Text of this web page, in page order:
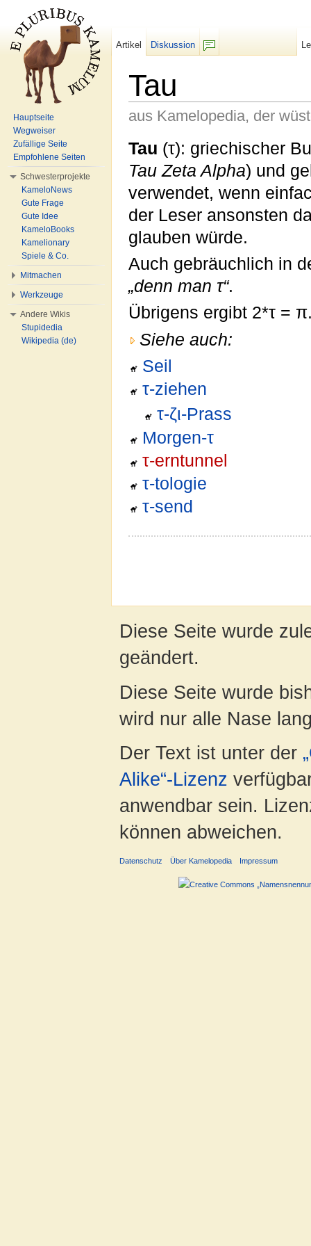
Tau
aus Kamelopedia, der
Tau (τ): griechischer
Tau Zeta Alpha) und
verwendet, wenn
der Leser ansonsten
glauben würde.
Auch gebräuchlich in
„denn man τ“.
Übrigens ergibt 2*τ =
Siehe auch:
Seil
τ-ziehen
τ-ζι-Prass
Morgen-τ
τ-erntunnel
τ-tologie
τ-send
Artikel
Diskussion
Hauptseite
Wegweiser
Zufällige Seite
Empfohlene Seiten
Schwesterprojekte
KameloNews
Gute Frage
Gute Idee
KameloBooks
Kamelionary
Spiele & Co.
Mitmachen
Werkzeuge
Andere Wikis
Stupidedia
Wikipedia (de)
Diese Seite wurde
geändert.
Diese Seite wurde
wird nur alle Nase
Der Text ist unter der
Alike“-Lizenz
anwendbar sein.
können abweichen.
Datenschutz Über Kamelopedia Impressum